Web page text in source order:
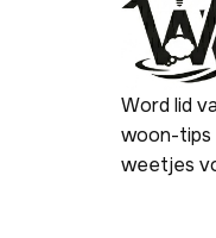
Word lid
woon-tips
weetjes